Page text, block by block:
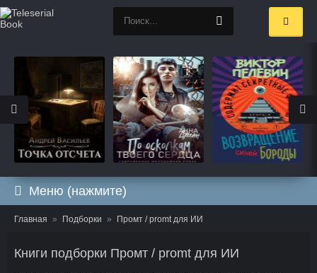
Меню (нажмите)
Главная Подборки Промт / promt для ИИ
Книги подборки Промт / promt для ИИ